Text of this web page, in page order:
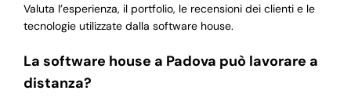
Valuta l’esperienza, il portfolio, le recensioni dei clienti e le
tecnologie utilizzate dalla software house.
La software house a Padova può lavorare a
distanza?